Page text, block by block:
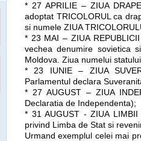
* 27 APRILIE – ZIUA
adoptat TRICOLORUL ca
si numele ZIUA
* 23 MAI – ZIUA
vechea denumire sovietica
Moldova. Ziua numelui
* 23 IUNIE – ZIUA
Parlamentul declara
* 27 AUGUST – ZIUA
Declaratia de Independenta);
* 31 AUGUST - ZIUA
privind Limba de Stat si
Urmand exemplul celei mai